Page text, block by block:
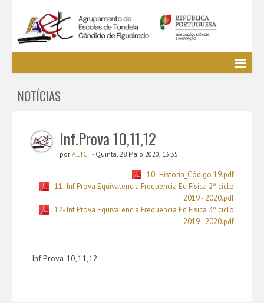
EE / Alunos
Cursos Profissionais
Bibliotecas
Media AETCF
NOTÍCIAS
Inf.Prova 10,11,12
por AETCF- Quinta, 28 Maio 2020, 13:35
10- Historia_Código 19.pdf
11- Inf Prova Equivalencia Frequencia Ed Física 2º ciclo
2019 - 2020.pdf
12- Inf Prova Equivalencia Frequencia Ed Física 3º ciclo
2019 - 2020.pdf
Inf.Prova 10,11,12